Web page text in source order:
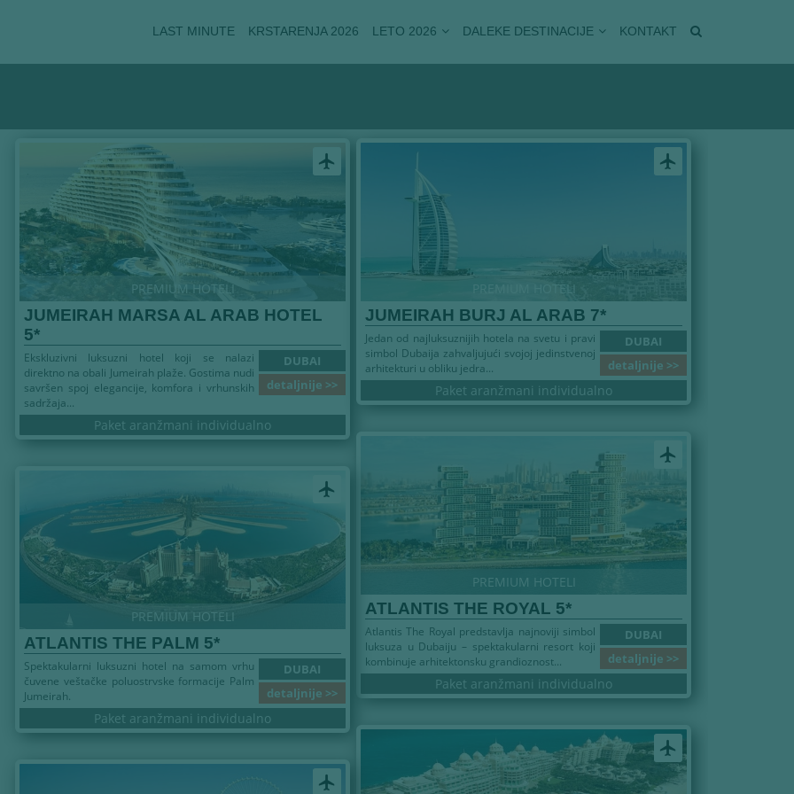
LAST MINUTE KRSTARENJA 2026 LETO 2026 DALEKE DESTINACIJE KONTAKT
airplanemode_active
PREMIUM HOTELI
JUMEIRAH MARSA AL ARAB HOTEL
5*
DUBAI
detaljnije >>
Ekskluzivni luksuzni hotel koji se nalazi
direktno na obali Jumeirah plaže. Gostima nudi
savršen spoj elegancije, komfora i vrhunskih
sadržaja...
Paket aranžmani individualno
airplanemode_active
PREMIUM HOTELI
JUMEIRAH BURJ AL ARAB 7*
DUBAI
detaljnije >>
Jedan od najluksuznijih hotela na svetu i pravi
simbol Dubaija zahvaljujući svojoj jedinstvenoj
arhitekturi u obliku jedra...
Paket aranžmani individualno
airplanemode_active
PREMIUM HOTELI
ATLANTIS THE ROYAL 5*
DUBAI
detaljnije >>
Atlantis The Royal predstavlja najnoviji simbol
luksuza u Dubaiju – spektakularni resort koji
kombinuje arhitektonsku grandioznost...
Paket aranžmani individualno
airplanemode_active
PREMIUM HOTELI
ATLANTIS THE PALM 5*
DUBAI
detaljnije >>
Spektakularni luksuzni hotel na samom vrhu
čuvene veštačke poluostrvske formacije Palm
Jumeirah.
Paket aranžmani individualno
airplanemode_active
airplanemode_active